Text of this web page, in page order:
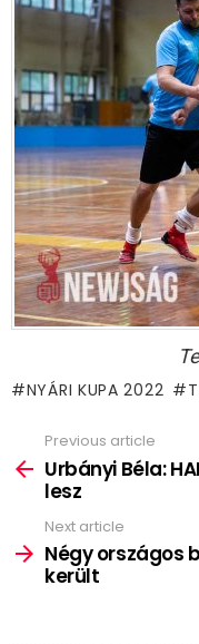
NYÁRI KUPA 2022
more
Previous article
Urbányi Béla:
lesz
Next article
Négy országos
került